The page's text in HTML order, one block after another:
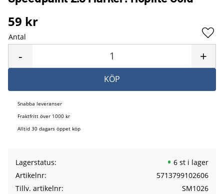
59 kr
Antal
+
-
KÖP
Snabba leveranser
Fraktfritt över 1000 kr
Alltid 30 dagars öppet köp
Lagerstatus
6 st i lager
Artikelnr
5713799102606
Tillv. artikelnr
SM1026